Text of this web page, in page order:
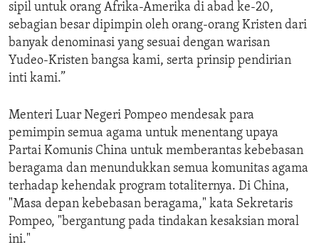
sipil untuk orang Afrika-Amerika di abad ke-20,
sebagian besar dipimpin oleh orang-orang Kristen dari
banyak denominasi yang sesuai dengan warisan
Yudeo-Kristen bangsa kami, serta prinsip pendirian
inti kami.”
Menteri Luar Negeri Pompeo mendesak para
pemimpin semua agama untuk menentang upaya
Partai Komunis China untuk memberantas kebebasan
beragama dan menundukkan semua komunitas agama
terhadap kehendak program totaliternya. Di China,
"Masa depan kebebasan beragama," kata Sekretaris
Pompeo, "bergantung pada tindakan kesaksian moral
ini."